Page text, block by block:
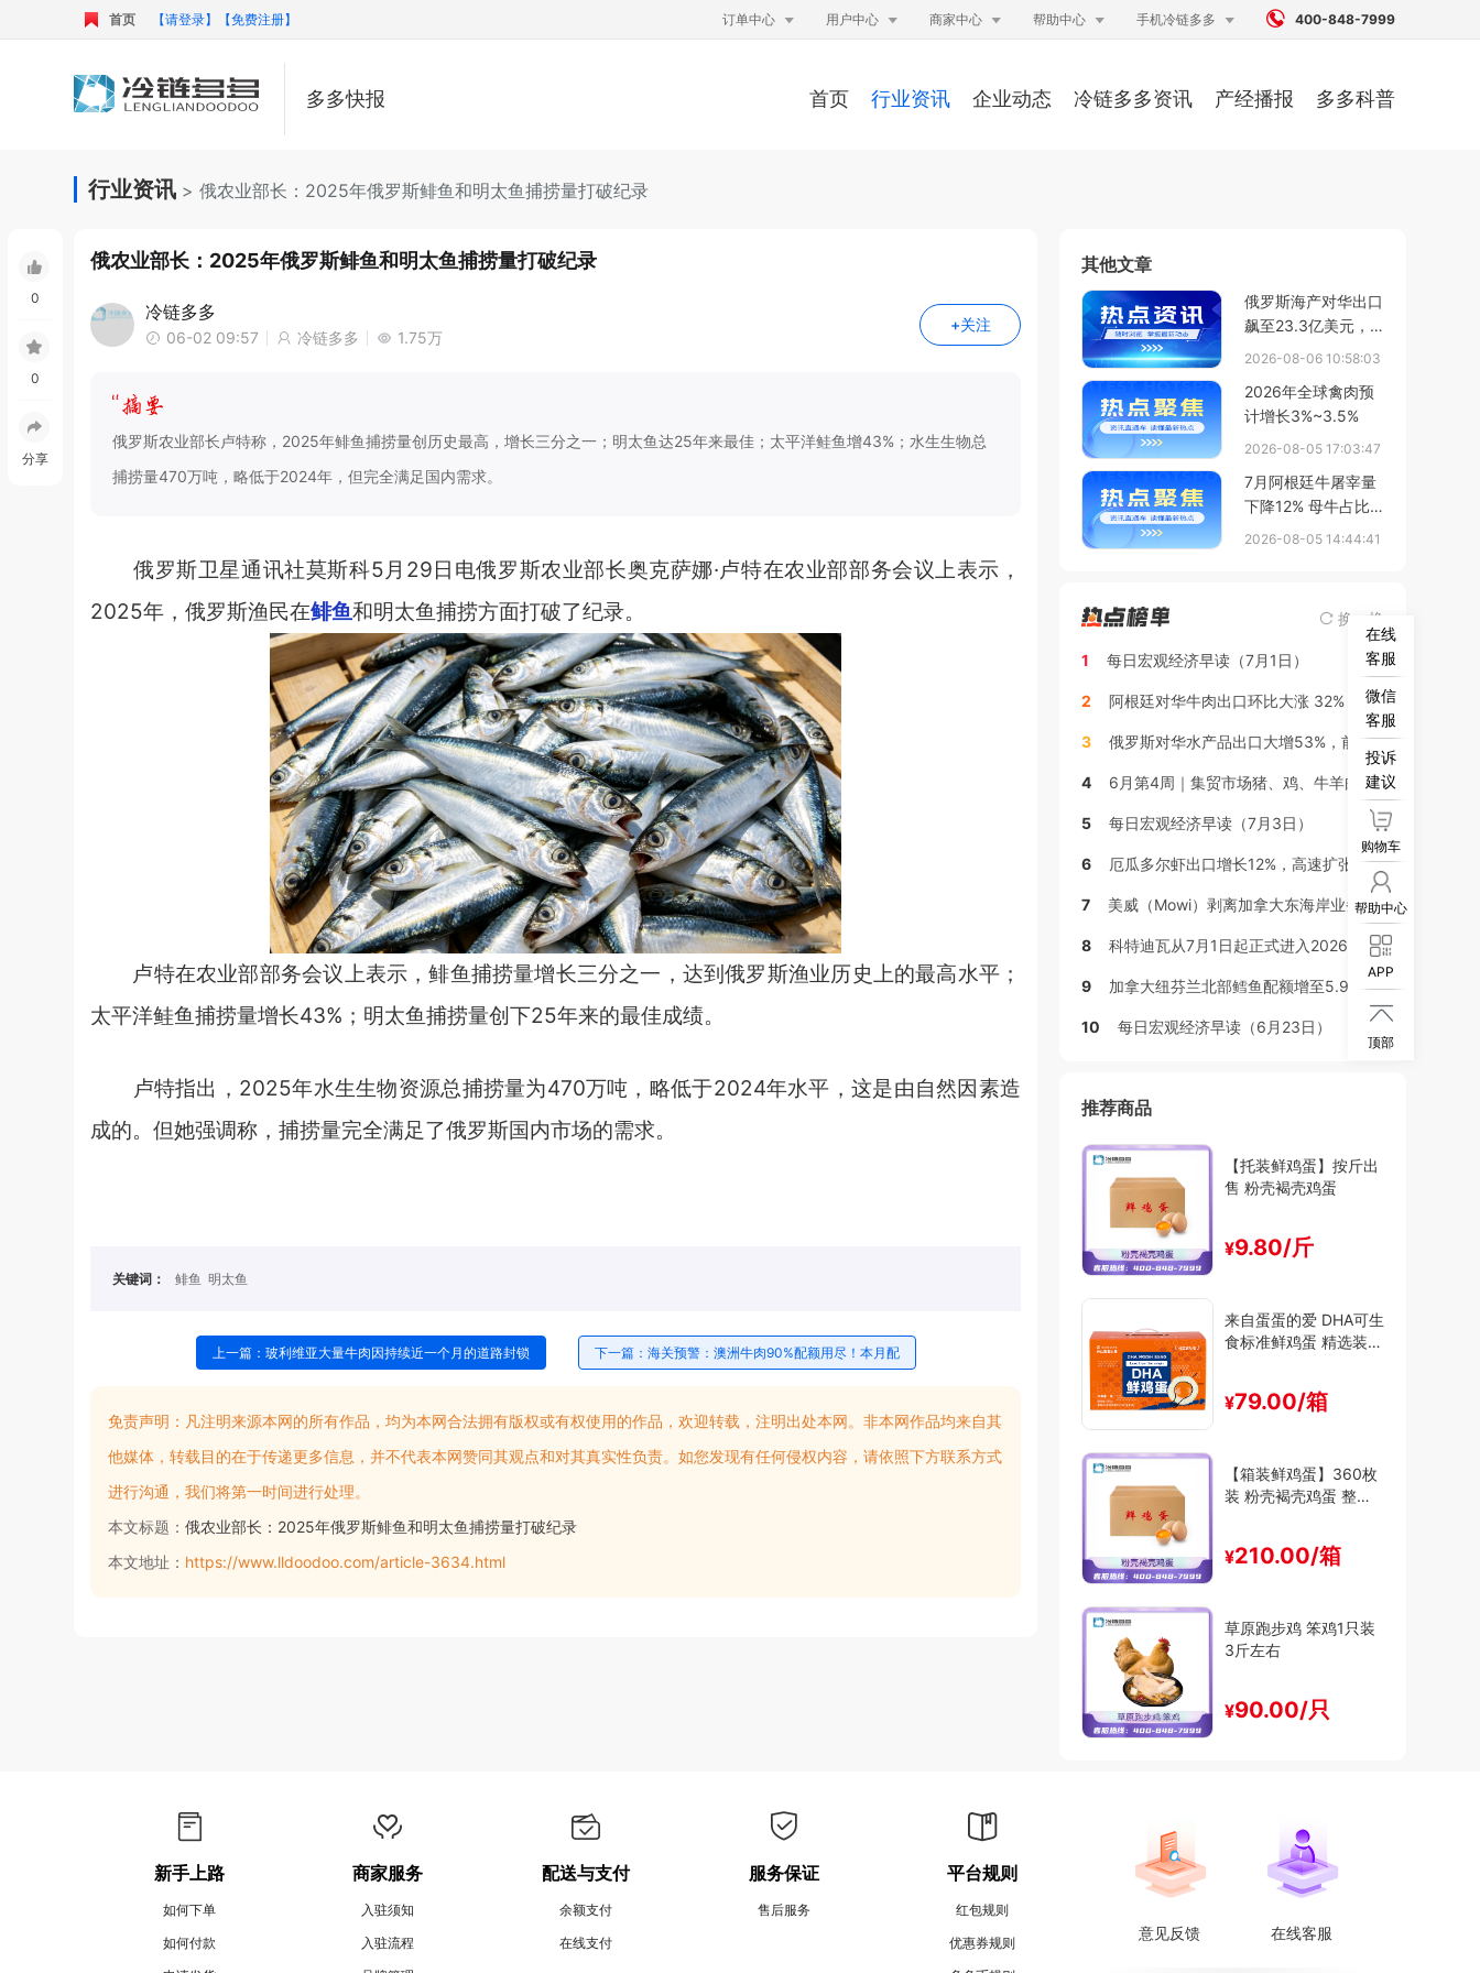
首页 【请登录】 【免费注册】 订单中心  用户中心  商家中心  帮助中心  手机冷链多多   400-848-7999
多多快报 首页 行业资讯 企业动态 冷链多多资讯 产经播报 多多科普
行业资讯 > 俄农业部长：2025年俄罗斯鲱鱼和明太鱼捕捞量打破纪录
俄农业部长：2025年俄罗斯鲱鱼和明太鱼捕捞量打破纪录
冷链多多
06-02 09:57 冷链多多 1.75万
+关注
俄罗斯农业部长卢特称，2025年鲱鱼捕捞量创历史最高，增长三分之一；明太鱼达25年来最佳；太平洋鲑鱼增43%；水生生物总
捕捞量470万吨，略低于2024年，但完全满足国内需求。
俄罗斯卫星通讯社莫斯科5月29日电俄罗斯农业部长奥克萨娜·卢特在农业部部务会议上表示，
2025年，俄罗斯渔民在鲱鱼和明太鱼捕捞方面打破了纪录。
卢特在农业部部务会议上表示，鲱鱼捕捞量增长三分之一，达到俄罗斯渔业历史上的最高水平；
太平洋鲑鱼捕捞量增长43%；明太鱼捕捞量创下25年来的最佳成绩。
卢特指出，2025年水生生物资源总捕捞量为470万吨，略低于2024年水平，这是由自然因素造
成的。但她强调称，捕捞量完全满足了俄罗斯国内市场的需求。
关键词： 鲱鱼 明太鱼
上一篇：玻利维亚大量牛肉因持续近一个月的道路封锁 下一篇：海关预警：澳洲牛肉90%配额用尽！本月配
免责声明： 凡注明来源本网的所有作品，均为本网合法拥有版权或有权使用的作品，欢迎转载，注明出处本网。非本网作品均来自其
他媒体，转载目的在于传递更多信息，并不代表本网赞同其观点和对其真实性负责。如您发现有任何侵权内容，请依照下方联系方式
进行沟通，我们将第一时间进行处理。
本文标题： 俄农业部长：2025年俄罗斯鲱鱼和明太鱼捕捞量打破纪录
本文地址： https://www.lldoodoo.com/article-3634.html
其他文章
俄罗斯海产对华出口
飙至23.3亿美元，
狭鳕量大涨25%、活
2026-08-06 10:58:03
2026年全球禽肉预
计增长3%~3.5%
2026-08-05 17:03:47
7月阿根廷牛屠宰量
下降12% 母牛占比
进一步下跌；乌拉圭
2026-08-05 14:44:41
换一换
1 每日宏观经济早读（7月1日）
2 阿根廷对华牛肉出口环比大涨 32% 抢占市场增量
3 俄罗斯对华水产品出口大增53%，前5个月突破20亿美元
4 6月第4周｜集贸市场猪、鸡、牛羊肉行情周报
5 每日宏观经济早读（7月3日）
6 厄瓜多尔虾出口增长12%，高速扩张时代接近尾声
7 美威（Mowi）剥离加拿大东海岸业务，9000吨三文鱼产能由库克（Cooke）接手
8 科特迪瓦从7月1日起正式进入2026年度休渔期
9 加拿大纽芬兰北部鳕鱼配额增至5.9万吨，近海船队获最大份额
10 每日宏观经济早读（6月23日）
推荐商品
【托装鲜鸡蛋】按斤出
售 粉壳褐壳鸡蛋
¥9.80/斤
来自蛋蛋的爱 DHA可生
食标准鲜鸡蛋 精选装
¥79.00/箱
【箱装鲜鸡蛋】360枚
装 粉壳褐壳鸡蛋 整箱
¥210.00/箱
草原跑步鸡 笨鸡1只装
3斤左右
¥90.00/只
0
0
分享
在线
客服
微信
客服
投诉
建议
购物车
帮助中心
APP

顶部
新手上路
如何下单
如何付款
商家服务
入驻须知
入驻流程
配送与支付
余额支付
在线支付
服务保证
售后服务
平台规则
红包规则
优惠券规则
意见反馈 在线客服